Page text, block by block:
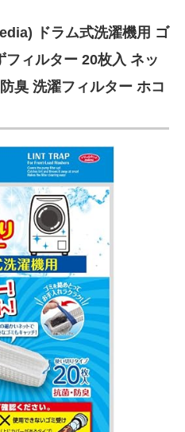
ドラム式洗濯機用 ゴ
フィルター 20枚入 ネッ
臭 洗濯フィルター ホコ